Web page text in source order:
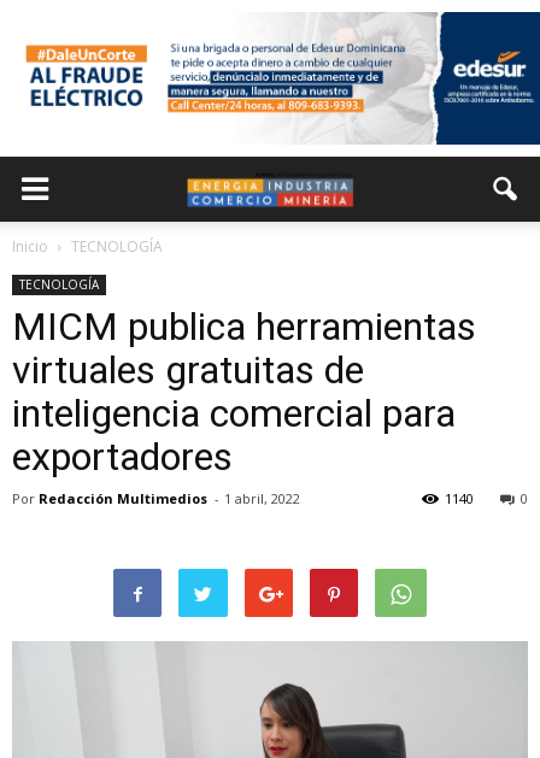
Inicio TECNOLOGÍA
TECNOLOGÍA
MICM publica herramientas
virtuales gratuitas de
inteligencia comercial para
exportadores
Por Redacción Multimedios - 1 abril, 2022 0
1140